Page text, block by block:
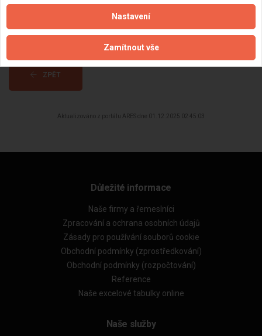
ZPĚT
Aktualizováno z portálu ARES dne 01.12.2025 02:45:03
Důležité informace
Naše firmy a řemeslníci
Zpracování a ochrana osobních údajů
Zásady pro používání souborů cookie
Obchodní podmínky (zprostředkování)
Obchodní podmínky (rozpočtování)
Reference
Naše excelové tabulky online
Naše služby
Nastavení
Zamítnout vše